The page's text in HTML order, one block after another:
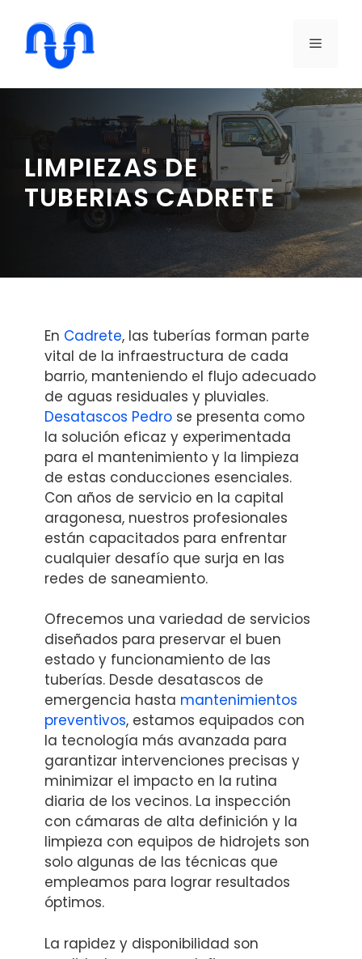
contenido
MENÚ
LIMPIEZAS DE
TUBERIAS CADRETE
En Cadrete, las tuberías forman parte
vital de la infraestructura de cada
barrio, manteniendo el flujo adecuado
de aguas residuales y pluviales.
Desatascos Pedro se presenta como
la solución eficaz y experimentada
para el mantenimiento y la limpieza
de estas conducciones esenciales.
Con años de servicio en la capital
aragonesa, nuestros profesionales
están capacitados para enfrentar
cualquier desafío que surja en las
redes de saneamiento.
Ofrecemos una variedad de servicios
diseñados para preservar el buen
estado y funcionamiento de las
tuberías. Desde desatascos de
emergencia hasta mantenimientos
preventivos, estamos equipados con
la tecnología más avanzada para
garantizar intervenciones precisas y
minimizar el impacto en la rutina
diaria de los vecinos. La inspección
con cámaras de alta definición y la
limpieza con equipos de hidrojets son
solo algunas de las técnicas que
empleamos para lograr resultados
óptimos.
La rapidez y disponibilidad son